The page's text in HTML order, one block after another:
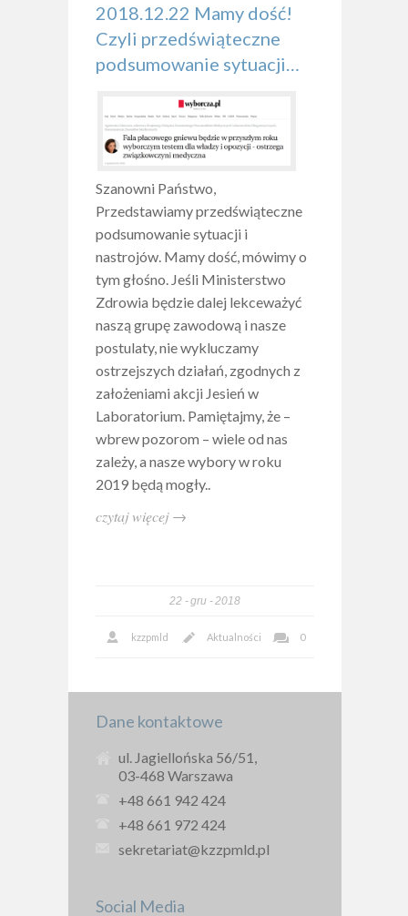
2018.12.22 Mamy dość!
Czyli przedświąteczne
podsumowanie sytuacji…
Szanowni Państwo,
Przedstawiamy przedświąteczne
podsumowanie sytuacji i
nastrojów. Mamy dość, mówimy o
tym głośno. Jeśli Ministerstwo
Zdrowia będzie dalej lekceważyć
naszą grupę zawodową i nasze
postulaty, nie wykluczamy
ostrzejszych działań, zgodnych z
założeniami akcji Jesień w
Laboratorium. Pamiętajmy, że –
wbrew pozorom – wiele od nas
zależy, a nasze wybory w roku
2019 będą mogły..
czytaj więcej →
22 gru 2018
kzzpmld Aktualności 0
Dane kontaktowe
ul. Jagiellońska 56/51,
03-468 Warszawa
+48 661 942 424
+48 661 972 424
sekretariat@kzzpmld.pl
Social Media